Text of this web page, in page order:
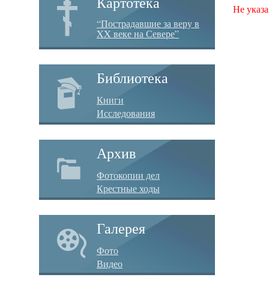
“Пострадавшие за веру в
XX веке на Севере”
Библиотека
Книги
Исследования
Архив
Фотокопии дел
Крестные ходы
Галерея
Фото
Видео
Не